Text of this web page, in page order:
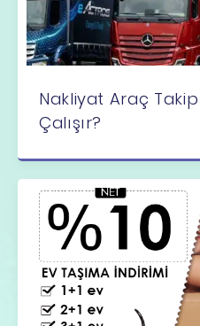
Nakliyat Araç Takip
Çalışır?